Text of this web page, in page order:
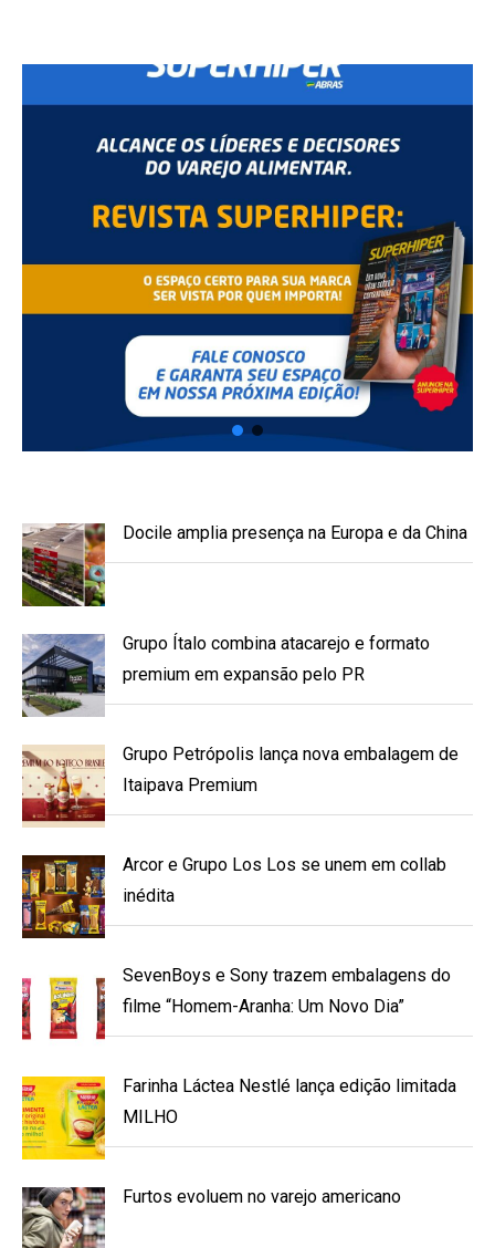
Docile amplia presença na Europa e da China
Grupo Ítalo combina atacarejo e formato
premium em expansão pelo PR
Grupo Petrópolis lança nova embalagem de
Itaipava Premium
Arcor e Grupo Los Los se unem em collab
inédita
SevenBoys e Sony trazem embalagens do
filme “Homem-Aranha: Um Novo Dia”
Farinha Láctea Nestlé lança edição limitada
MILHO
Furtos evoluem no varejo americano